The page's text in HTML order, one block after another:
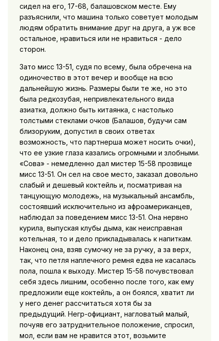
сидел на его, 17-68, балашовском месте. Ему
разъяснили, что машина только советует молодым
людям обратить внимание друг на друга, а уж все
остальное, нравиться или не нравиться - дело
сторон.
Зато мисс 13-51, судя по всему, была обречена на
одиночество в этот вечер и вообще на всю
дальнейшую жизнь. Размеры были те же, но это
была редкозубая, непривлекательного вида
азиатка, должно быть китаянка, с настолько
толстыми стеклами очков (Балашов, будучи сам
близоруким, допустил в своих ответах
возможность, что партнерша может носить очки),
что ее узкие глаза казались огромными и злобными.
«Сова» - немедленно дал мистер 15-58 прозвище
мисс 13-51. Он сел на свое место, заказал довольно
слабый и дешевый коктейль и, посматривая на
танцующую молодежь, на музыкальный ансамбль,
состоявший исключительно из афроамериканцев,
наблюдал за поведением мисс 13-51. Она нервно
курила, выпуская клубы дыма, как неисправная
котельная, то и дело прикладывалась к напиткам.
Наконец она, взяв сумочку не за ручку, а за верх,
так, что петля наплечного ремня едва не касалась
пола, пошла к выходу. Мистер 15-58 почувствовал
себя здесь лишним, особенно после того, как ему
предложили еще коктейль, а он боялся, хватит ли
у него денег рассчитаться хотя бы за
предыдущий. Негр-официант, нагловатый малый,
почуяв его затруднительное положение, спросил,
мол, если вам не нравится этот, возьмите